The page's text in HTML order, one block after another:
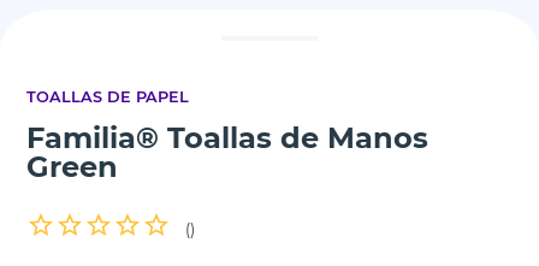
TOALLAS DE PAPEL
Familia® Toallas de Manos
Green
()